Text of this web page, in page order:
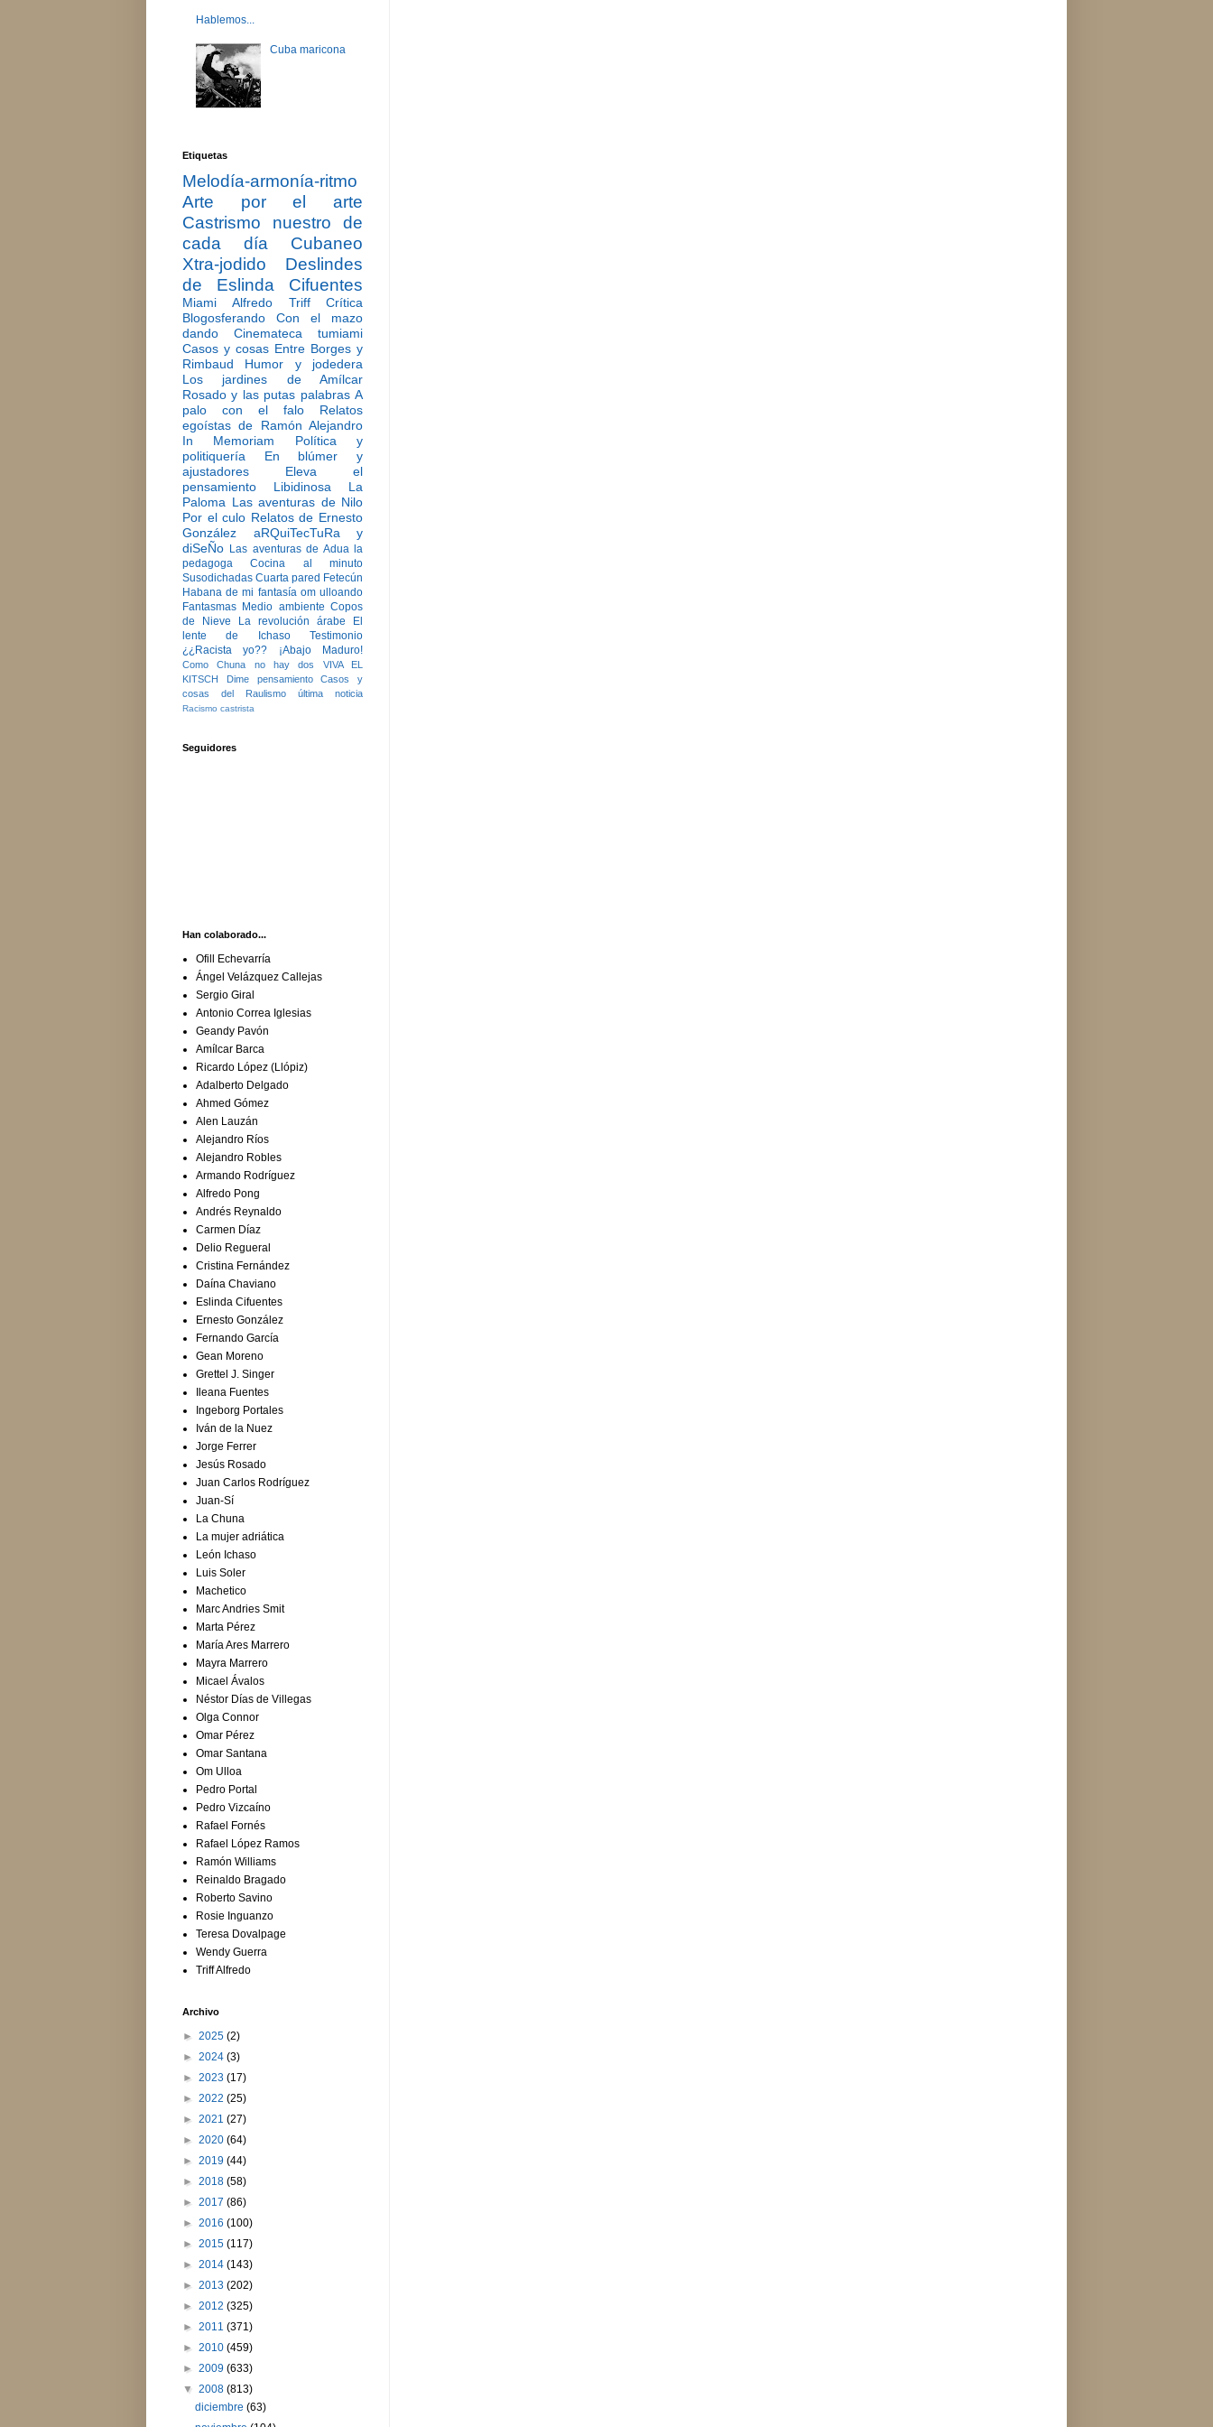
Hablemos...
Cuba maricona
Etiquetas
Melodía-armonía-ritmo
Arte por el arte
Castrismo nuestro de
cada día
Cubaneo
Xtra-jodido
Deslindes
de Eslinda Cifuentes
Miami Alfredo Triff
Crítica
Blogosferando
Con el mazo
dando
Cinemateca tumiami
Casos y cosas Entre Borges y
Rimbaud
Humor y jodedera
Los jardines de Amílcar
Rosado y las putas palabras A
palo con el falo
Relatos
egoístas de Ramón Alejandro
In Memoriam
Política y
politiquería
En blúmer y
ajustadores
Eleva el
pensamiento
Libidinosa
La
Paloma Las aventuras de Nilo
Por el culo Relatos de Ernesto
González
aRQuiTecTuRa y
diSeÑo Las aventuras de Adua la
pedagoga
Cocina al minuto
Susodichadas Cuarta pared Fetecún
Habana de mi fantasía om ulloando
Fantasmas Medio ambiente Copos
de Nieve
La revolución árabe
El
lente de Ichaso
Testimonio
¿¿Racista yo??
¡Abajo Maduro!
Como Chuna no hay dos
VIVA EL
KITSCH
Dime pensamiento
Casos y
cosas del Raulismo
última noticia
Racismo castrista
Seguidores
Han colaborado...
Ofill Echevarría
Ángel Velázquez Callejas
Sergio Giral
Antonio Correa Iglesias
Geandy Pavón
Amílcar Barca
Ricardo López (Llópiz)
Adalberto Delgado
Ahmed Gómez
Alen Lauzán
Alejandro Ríos
Alejandro Robles
Armando Rodríguez
Alfredo Pong
Andrés Reynaldo
Carmen Díaz
Delio Regueral
Cristina Fernández
Daína Chaviano
Eslinda Cifuentes
Ernesto González
Fernando García
Gean Moreno
Grettel J. Singer
Ileana Fuentes
Ingeborg Portales
Iván de la Nuez
Jorge Ferrer
Jesús Rosado
Juan Carlos Rodríguez
Juan-Sí
La Chuna
La mujer adriática
León Ichaso
Luis Soler
Machetico
Marc Andries Smit
Marta Pérez
María Ares Marrero
Mayra Marrero
Micael Ávalos
Néstor Días de Villegas
Olga Connor
Omar Pérez
Omar Santana
Om Ulloa
Pedro Portal
Pedro Vizcaíno
Rafael Fornés
Rafael López Ramos
Ramón Williams
Reinaldo Bragado
Roberto Savino
Rosie Inguanzo
Teresa Dovalpage
Wendy Guerra
Triff Alfredo
Archivo
► 2025 (2)
► 2024 (3)
► 2023 (17)
► 2022 (25)
► 2021 (27)
► 2020 (64)
► 2019 (44)
► 2018 (58)
► 2017 (86)
► 2016 (100)
► 2015 (117)
► 2014 (143)
► 2013 (202)
► 2012 (325)
► 2011 (371)
► 2010 (459)
► 2009 (633)
▼ 2008 (813)
diciembre(63)